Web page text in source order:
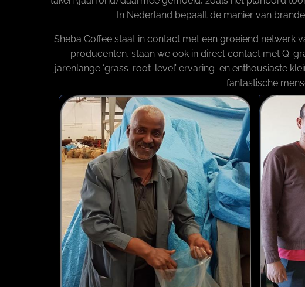
In Nederland bepaalt de manier van
Sheba Coffee staat in contact met een groeiend netwerk
producenten, staan we ook in direct contact met Q-
jarenlange ‘grass-root-level’ ervaring en enthousiaste
fantastische